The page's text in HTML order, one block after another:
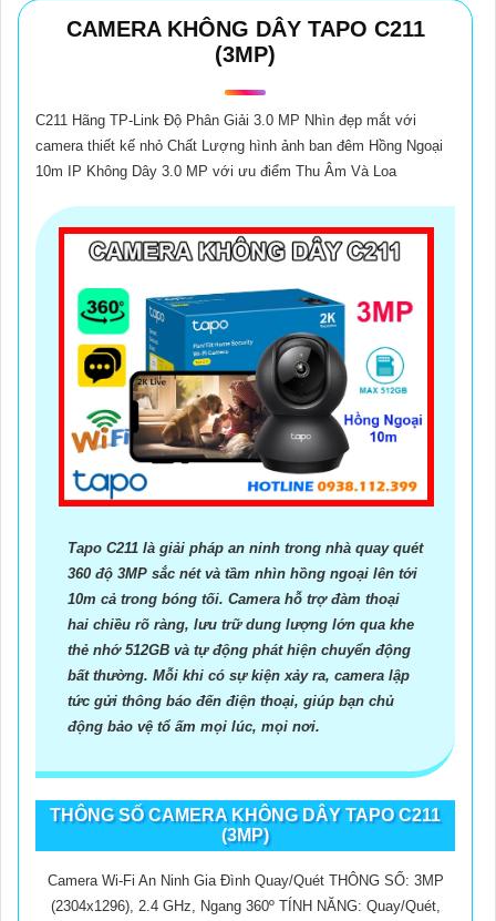
( 1,100,000 ₫ )
Camera Đàm Thoại 2 Chiều Nên Dùng
CAMERA KHÔNG DÂY TAPO C211
(3MP)
C211 Hãng TP-Link Độ Phân Giải 3.0 MP Nhìn đẹp mắt với
camera thiết kế nhỏ Chất Lượng hình ảnh ban đêm Hồng Ngoại
10m IP Không Dây 3.0 MP với ưu điểm Thu Âm Và Loa
Tapo C211 là giải pháp an ninh trong nhà quay quét
360 độ 3MP sắc nét và tầm nhìn hồng ngoại lên tới
10m cả trong bóng tối. Camera hỗ trợ đàm thoại
hai chiều rõ ràng, lưu trữ dung lượng lớn qua khe
thẻ nhớ 512GB và tự động phát hiện chuyển động
bất thường. Mỗi khi có sự kiện xảy ra, camera lập
tức gửi thông báo đến điện thoại, giúp bạn chủ
động bảo vệ tổ ấm mọi lúc, mọi nơi.
THÔNG SỐ CAMERA KHÔNG DÂY TAPO C211
(3MP)
Camera Wi-Fi An Ninh Gia Đình Quay/Quét THÔNG SỐ: 3MP
(2304x1296), 2.4 GHz, Ngang 360º TÍNH NĂNG: Quay/Quét,